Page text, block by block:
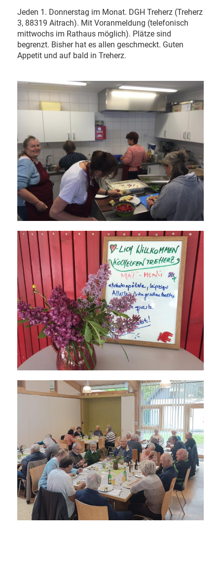
Jeden 1. Donnerstag im Monat. DGH Treherz (Treherz
3, 88319 Aitrach). Mit Voranmeldung (telefonisch
mittwochs im Rathaus möglich). Plätze sind
begrenzt. Bisher hat es allen geschmeckt. Guten
Appetit und auf bald in Treherz.